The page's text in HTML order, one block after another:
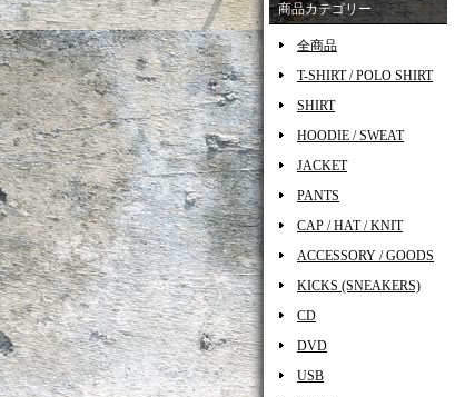
商品カテゴリー
全商品
T-SHIRT / POLO SHIRT
SHIRT
HOODIE / SWEAT
JACKET
PANTS
CAP / HAT / KNIT
ACCESSORY / GOODS
KICKS (SNEAKERS)
CD
DVD
USB